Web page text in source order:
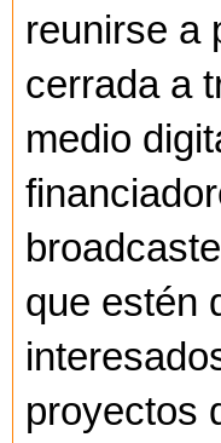
reunirse a
cerrada a
medio
que estén
proyectos